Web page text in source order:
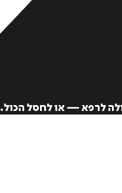
לרפא — או לחסל הכול.